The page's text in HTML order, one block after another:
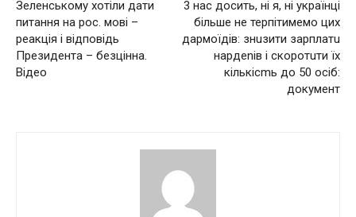
Зеленському хотіли дати
питання на рос. мові –
реакція і відповідь
Президента – безцінна.
Відео
3 нас досить, ні я, ні українці
більше не терпітимемо цих
дармoїдiв: знuзити зарплатu
нардеnів і скoрoтuти їх
кількісmь до 50 ociб:
докyмент